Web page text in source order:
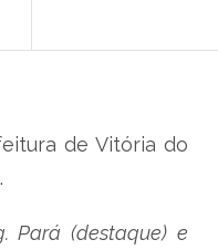
de Vitória do
Pará (destaque) e